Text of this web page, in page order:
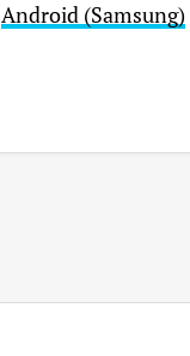
Android (Samsung)